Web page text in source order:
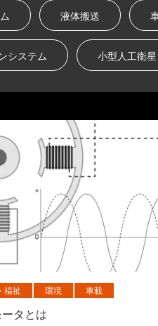
液体搬送
システム 小型人工衛
福祉 環境 車載
タとは